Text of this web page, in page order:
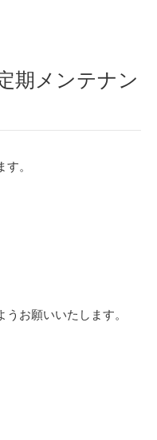
期メンテナン
。
お願いいたします。